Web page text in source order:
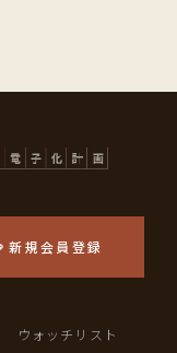
新規会員登録
ウォッチリスト